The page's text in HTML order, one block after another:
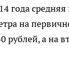
года
на
рублей, а на